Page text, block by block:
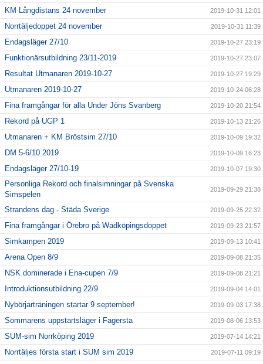
KM Långdistans 24 november 2019-10-31 12:01
Norrtäljedoppet 24 november 2019-10-31 11:39
Endagsläger 27/10 2019-10-27 23:19
Funktionärsutbildning 23/11-2019 2019-10-27 23:07
Resultat Utmanaren 2019-10-27 2019-10-27 19:29
Utmanaren 2019-10-27 2019-10-24 06:28
Fina framgångar för alla Under Jöns Svanberg 2019-10-20 21:54
Rekord på UGP 1 2019-10-13 21:26
Utmanaren + KM Bröstsim 27/10 2019-10-09 19:32
DM 5-6/10 2019 2019-10-09 16:23
Endagsläger 27/10-19 2019-10-07 19:30
Personliga Rekord och finalsimningar på Svenska
Simspelen
2019-09-29 21:38
Strandens dag - Städa Sverige 2019-09-25 22:32
Fina framgångar i Örebro på Wadköpingsdoppet 2019-09-23 21:57
Simkampen 2019 2019-09-13 10:41
Arena Open 8/9 2019-09-08 21:35
NSK dominerade i Ena-cupen 7/9 2019-09-08 21:21
Introduktionsutbildning 22/9 2019-09-04 14:01
Nybörjarträningen startar 9 september! 2019-09-03 17:38
Sommarens uppstartsläger i Fagersta 2019-08-06 13:53
SUM-sim Norrköping 2019 2019-07-14 14:21
Norrtäljes första start i SUM sim 2019 2019-07-11 09:19